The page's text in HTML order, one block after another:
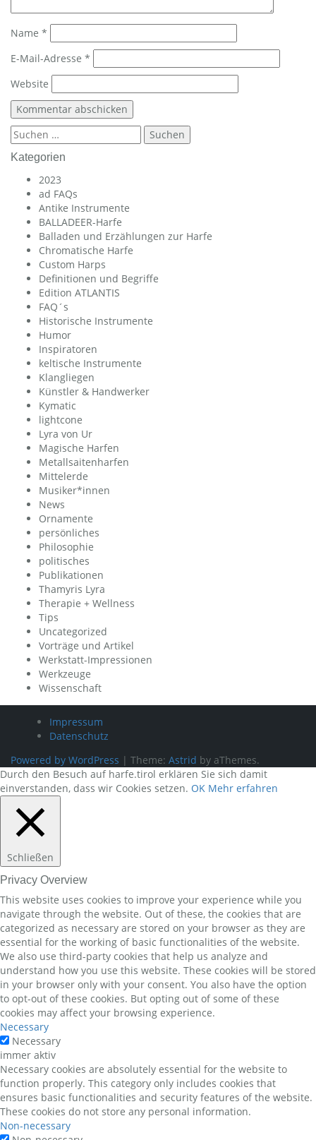
Name *
E-Mail-Adresse *
Website
Suchen
nach:
Kategorien
2023
ad FAQs
Antike Instrumente
BALLADEER-Harfe
Balladen und Erzählungen zur Harfe
Chromatische Harfe
Custom Harps
Definitionen und Begriffe
Edition ATLANTIS
FAQ´s
Historische Instrumente
Humor
Inspiratoren
keltische Instrumente
Klangliegen
Künstler & Handwerker
Kymatic
lightcone
Lyra von Ur
Magische Harfen
Metallsaitenharfen
Mittelerde
Musiker*innen
News
Ornamente
persönliches
Philosophie
politisches
Publikationen
Thamyris Lyra
Therapie + Wellness
Tips
Uncategorized
Vorträge und Artikel
Werkstatt-Impressionen
Werkzeuge
Wissenschaft
Impressum
Datenschutz
Powered by WordPress | Theme: Astrid by aThemes.
Durch den Besuch auf harfe.tirol erklären Sie sich damit
einverstanden, dass wir Cookies setzen. OK Mehr erfahren
Schließen
Privacy Overview
This website uses cookies to improve your experience while you
navigate through the website. Out of these, the cookies that are
categorized as necessary are stored on your browser as they are
essential for the working of basic functionalities of the website.
We also use third-party cookies that help us analyze and
understand how you use this website. These cookies will be stored
in your browser only with your consent. You also have the option
to opt-out of these cookies. But opting out of some of these
cookies may affect your browsing experience.
Necessary
Necessary
immer aktiv
Necessary cookies are absolutely essential for the website to
function properly. This category only includes cookies that
ensures basic functionalities and security features of the website.
These cookies do not store any personal information.
Non-necessary